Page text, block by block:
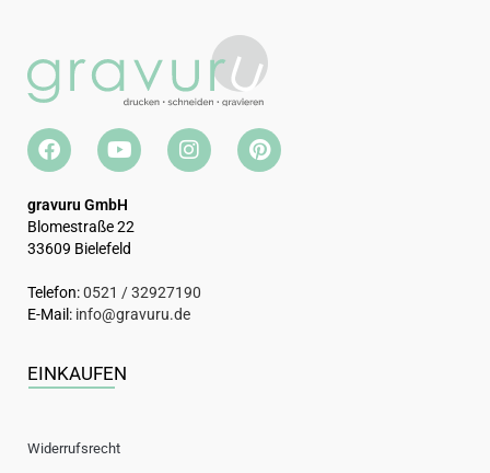
gravuru GmbH
Blomestraße 22
33609 Bielefeld
Telefon:0521 / 32927190
E-Mail: info@gravuru.de
EINKAUFEN
Widerrufsrecht